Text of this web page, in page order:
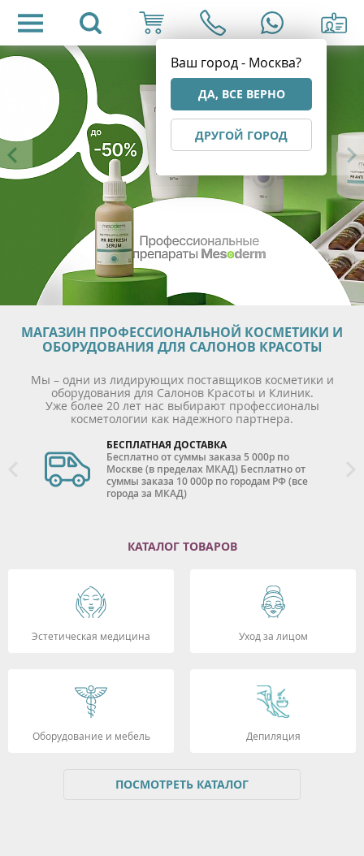
Ваш город - Москва?
ДА, ВСЕ ВЕРНО
ДРУГОЙ ГОРОД
МАГАЗИН ПРОФЕССИОНАЛЬНОЙ КОСМЕТИКИ И
ОБОРУДОВАНИЯ ДЛЯ САЛОНОВ КРАСОТЫ
Мы – одни из лидирующих поставщиков косметики и
оборудования для Салонов Красоты и Клиник.
Уже более 20 лет нас выбирают профессионалы
косметологии как надежного партнера.
БЕСПЛАТНАЯ ДОСТАВКА
Бесплатно от суммы заказа 5 000р по
Москве (в пределах МКАД) Бесплатно от
суммы заказа 10 000р по городам РФ (все
города за МКАД)
КАТАЛОГ ТОВАРОВ
Эстетическая медицина Уход за лицом
Оборудование и мебель Депиляция
ПОСМОТРЕТЬ КАТАЛОГ